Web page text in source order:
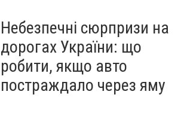
Небезпечні сюрпризи на
дорогах України: що
робити, якщо авто
постраждало через яму